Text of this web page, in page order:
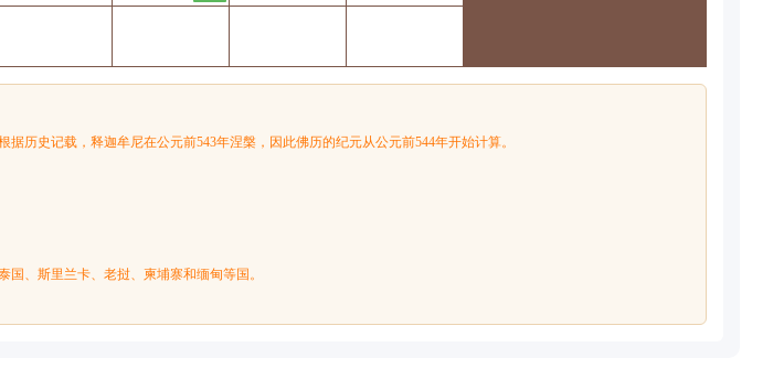
历史记载，释迦牟尼在公元前543年涅槃，因此佛历的纪元从公元前544年开始计算。
、斯里兰卡、老挝、柬埔寨和缅甸等国。